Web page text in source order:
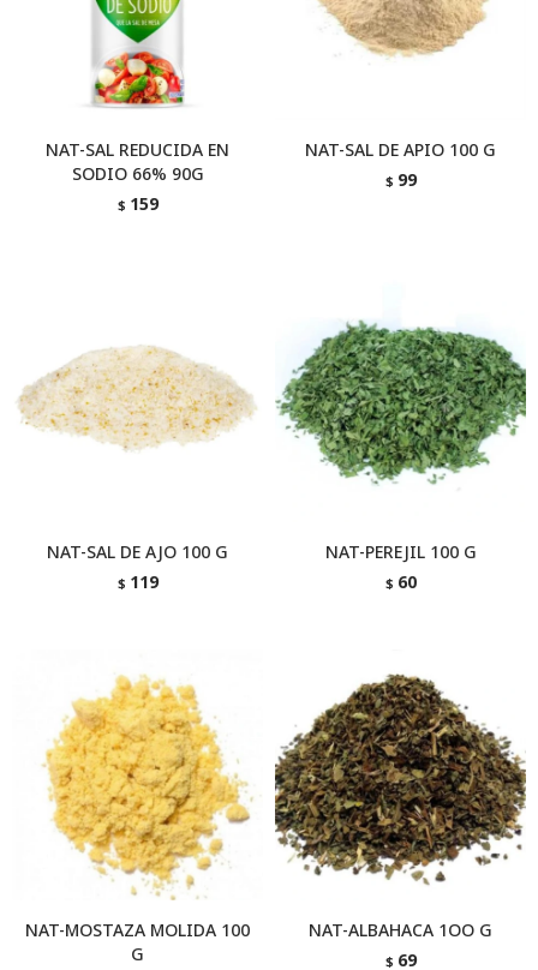
NAT-SAL REDUCIDA EN
SODIO 66% 90G
$ 159
NAT-SAL DE APIO 100 G
$ 99
NAT-SAL DE AJO 100 G
$ 119
NAT-PEREJIL 100 G
$ 60
NAT-MOSTAZA MOLIDA 100
G
NAT-ALBAHACA 1OO G
$ 69